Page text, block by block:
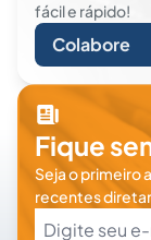
fácil e rápido!
Colabore
Fique
Seja o primeiro
recentes